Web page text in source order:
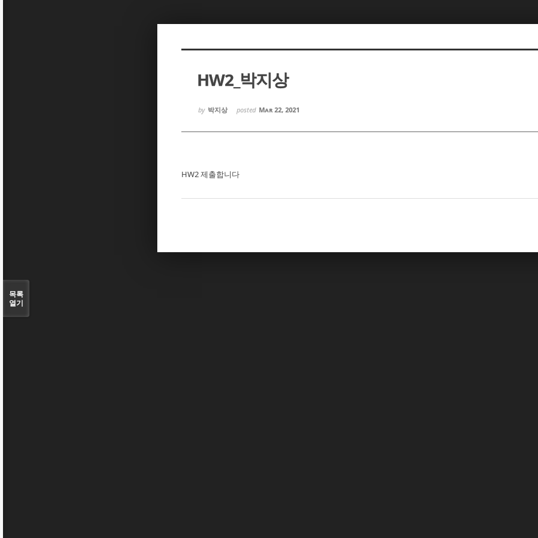
HW2_박지상
by 박지상 posted Mar 22, 2021
HW2 제출합니다
목록
열기
Sketchbook5, 스케치북5
Sketchbook5, 스케치북5
Sketchbook5, 스케치북5
Sketchbook5, 스케치북5